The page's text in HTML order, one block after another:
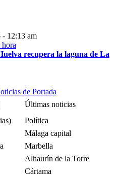
- 12:13 am
recupera la laguna de La
de Portada
Últimas noticias
Política
Málaga capital
Marbella
Alhaurín de la Torre
Cártama